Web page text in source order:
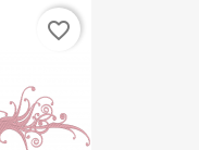
favorite_border